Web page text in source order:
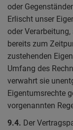
oder
Erlischt unser
oder
bereits zum
zustehenden
Umfang des
verwahrt sie
Eigentumsrechte
vorgenannten
9.4. Der